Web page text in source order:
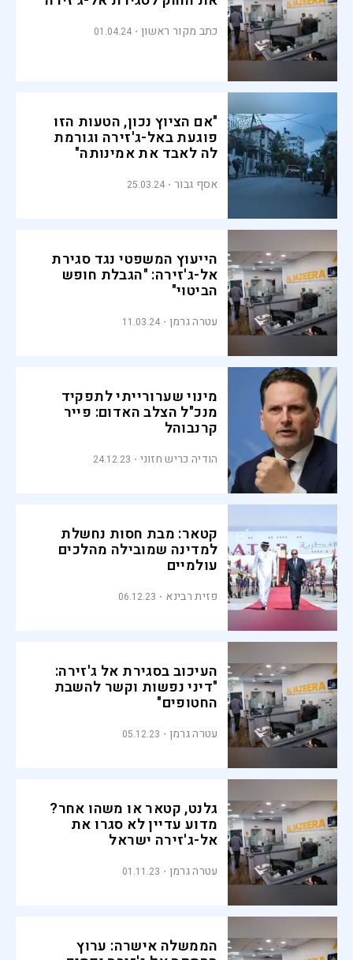
כתב מקור ראשון 01.04.24
"אם הציוץ נכון, הטעות הזו
פוגעת באל-ג'זירה וגורמת
לה לאבד את אמינותה"
אסף גבור 25.03.24
הייעוץ המשפטי נגד סגירת
אל-ג'זירה: "הגבלת חופש
הביטוי"
עטרה גרמן 11.03.24
מינוי שערורייתי לתפקיד
מנכ"ל הצלב האדום: פייר
קרנבוהל
הודיה כריש חזוני 24.12.23
קטאר: מבת חסות נחשלת
למדינה שמובילה מהלכים
עולמיים
פזית רבינא 06.12.23
העיכוב בסגירת אל ג'זירה:
"דיני נפשות וקשר להשבת
החטופים"
עטרה גרמן 05.12.23
גלנט, קטאר או משהו אחר?
מדוע עדיין לא סגרו את
אל-ג'זירה ישראל
עטרה גרמן 01.11.23
הממשלה אישרה: ערוץ